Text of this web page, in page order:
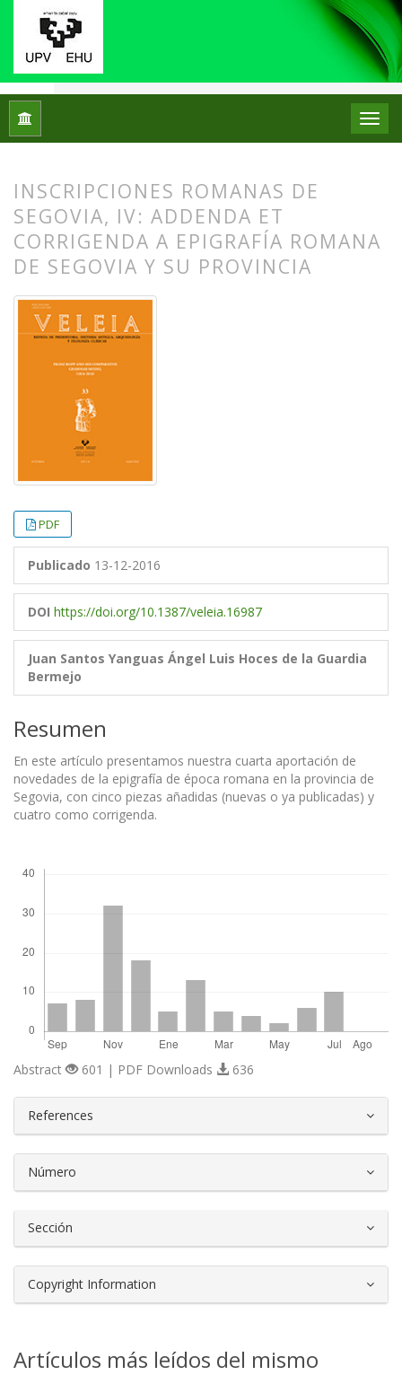
Inicio Núm. 33 (2016): Franz Bopp and his
INSCRIPCIONES ROMANAS DE
SEGOVIA, IV: ADDENDA ET
CORRIGENDA A EPIGRAFÍA ROMANA
DE SEGOVIA Y SU PROVINCIA
PDF
Publicado 13-12-2016
DOI https://doi.org/10.1387/veleia.16987
Juan Santos Yanguas Ángel Luis Hoces de la Guardia
Bermejo
Resumen
En este artículo presentamos nuestra cuarta aportación de
novedades de la epigrafía de época romana en la provincia de
Segovia, con cinco piezas añadidas (nuevas o ya publicadas) y
cuatro como corrigenda.
Abstract 601 | PDF Downloads 636
References
Número
Sección
Copyright Information
Artículos más leídos del mismo